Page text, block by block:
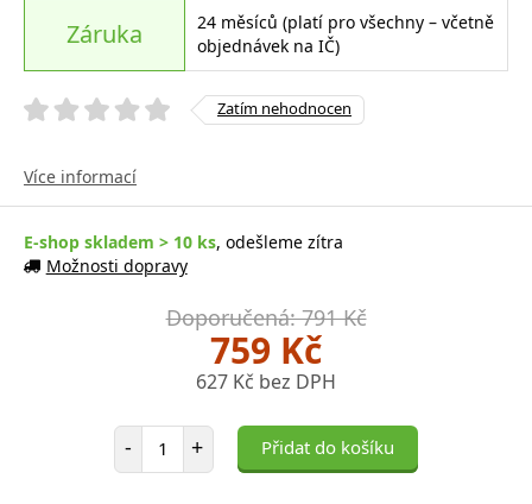
Záruka
24 měsíců (platí pro všechny – včetně
objednávek na IČ)
Zatím nehodnocen
Více informací
E-shop skladem > 10 ks, odešleme zítra
Možnosti dopravy
Doporučená: 791 Kč
759 Kč
627 Kč bez DPH
- Počet položek
+ Přidat do košíku